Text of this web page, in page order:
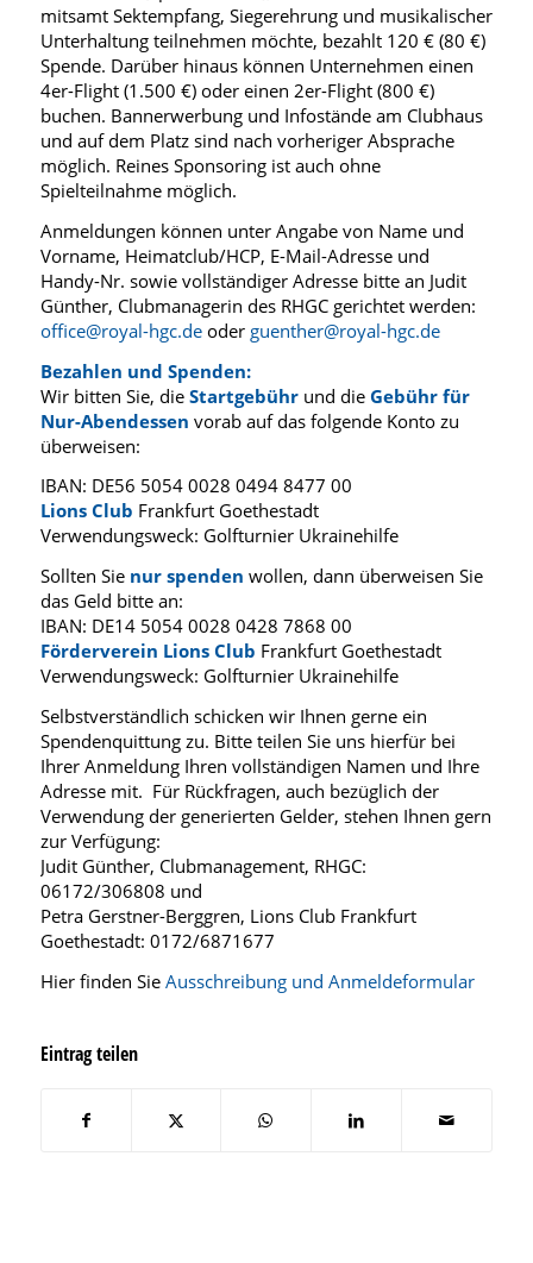
mitsamt Sektempfang, Siegerehrung und musikalischer
Unterhaltung teilnehmen möchte, bezahlt 120 € (80 €)
Spende. Darüber hinaus können Unternehmen einen
4er-Flight (1.500 €) oder einen 2er-Flight (800 €)
buchen. Bannerwerbung und Infostände am Clubhaus
und auf dem Platz sind nach vorheriger Absprache
möglich. Reines Sponsoring ist auch ohne
Spielteilnahme möglich.
Anmeldungen können unter Angabe von Name und
Vorname, Heimatclub/HCP, E-Mail-Adresse und
Handy-Nr. sowie vollständiger Adresse bitte an Judit
Günther, Clubmanagerin des RHGC gerichtet werden:
office@royal-hgc.deoder guenther@royal-hgc.de
Bezahlen und Spenden:
Wir bitten Sie, die Startgebührund die Gebühr für
Nur-Abendessen vorab auf das folgende Konto zu
überweisen:
IBAN: DE56 5054 0028 0494 8477 00
Lions Club Frankfurt Goethestadt
Verwendungsweck: Golfturnier Ukrainehilfe
Sollten Sie nur spenden wollen, dann überweisen Sie
das Geld bitte an:
IBAN: DE14 5054 0028 0428 7868 00
Förderverein Lions Club Frankfurt Goethestadt
Verwendungsweck: Golfturnier Ukrainehilfe
Selbstverständlich schicken wir Ihnen gerne ein
Spendenquittung zu. Bitte teilen Sie uns hierfür bei
Ihrer Anmeldung Ihren vollständigen Namen und Ihre
Adresse mit. Für Rückfragen, auch bezüglich der
Verwendung der generierten Gelder, stehen Ihnen gern
zur Verfügung:
Judit Günther, Clubmanagement, RHGC:
06172/306808 und
Petra Gerstner-Berggren, Lions Club Frankfurt
Goethestadt: 0172/6871677
Hier finden Sie Ausschreibung und Anmeldeformular
Eintrag teilen